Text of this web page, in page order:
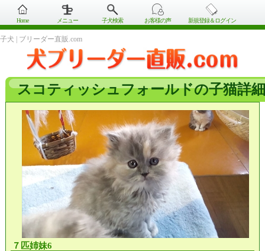
Home メニュー 子犬検索 お客様の声 新規登録＆ログイン
子犬 | ブリーダー直販.com
スコティッシュフォールドの子猫詳細
７匹姉妹6